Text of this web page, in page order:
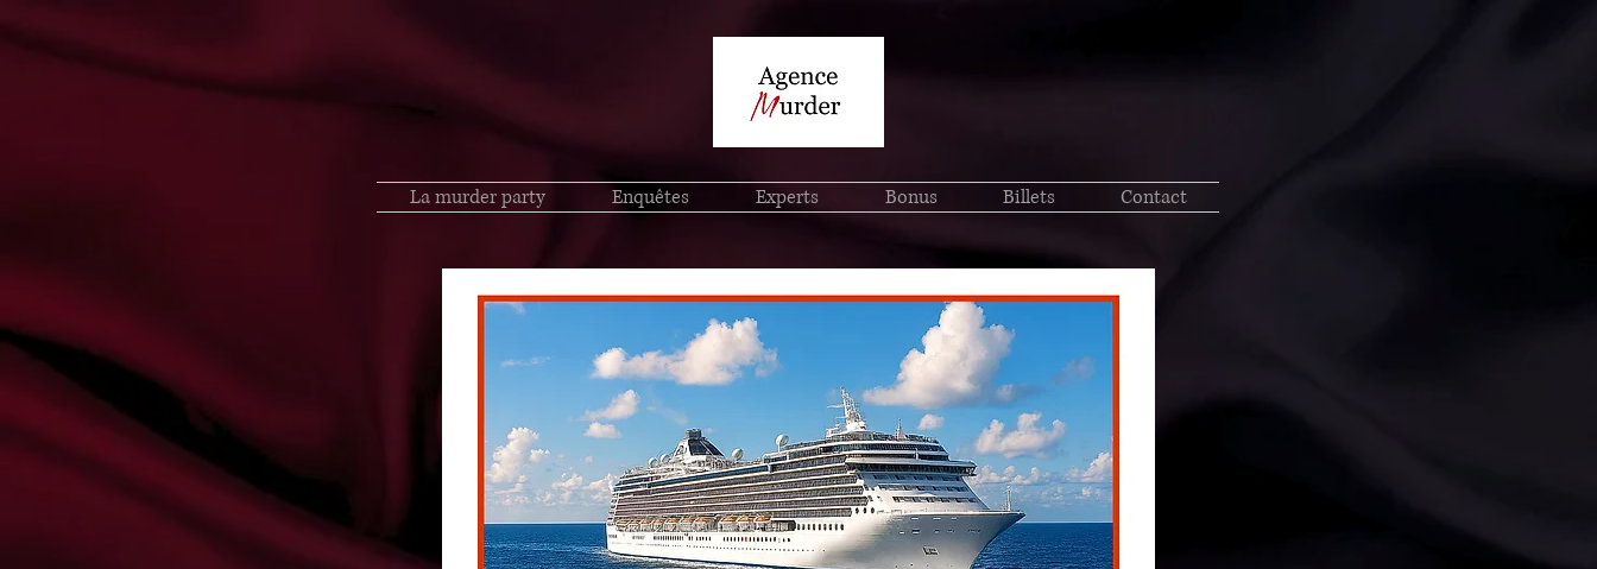
La murder party Enquêtes Experts Bonus Billets Contact